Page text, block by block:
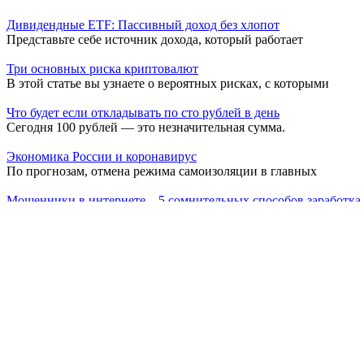
Дивидендные ETF: Пассивный доход без хлопот
Представьте себе источник дохода, который работает
Три основных риска криптовалют
В этой статье вы узнаете о вероятных рисках, с которыми
Что будет если откладывать по сто рублей в день
Сегодня 100 рублей — это незначительная сумма.
Экономика России и коронавирус
По прогнозам, отмена режима самоизоляции в главных
Мошенники в интернете – 5 сомнительных способов заработка